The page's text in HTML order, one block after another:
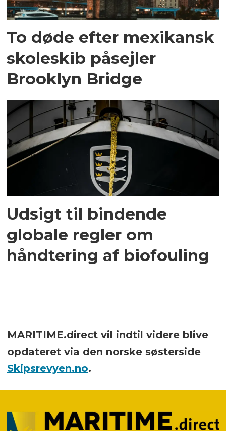
To døde efter mexikansk
skoleskib påsejler
Brooklyn Bridge
Udsigt til bindende
globale regler om
håndtering af biofouling
MARITIME.direct vil indtil videre blive
opdateret via den norske søsterside
Skipsrevyen.no.